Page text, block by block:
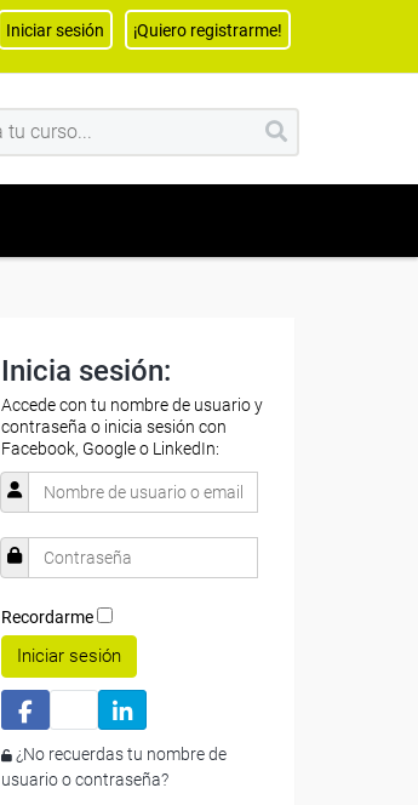
Iniciar sesión ¡Quiero registrarme!
Inicia sesión:
Accede con tu nombre de usuario y
contraseña o inicia sesión con
Facebook, Google o LinkedIn:
Recordarme
Iniciar sesión
¿No recuerdas tu nombre de
usuario o contraseña?